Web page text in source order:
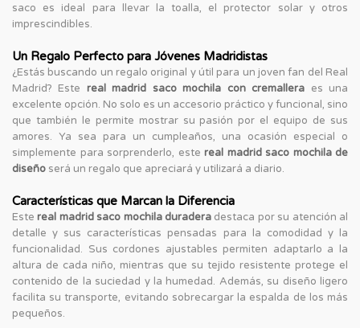
saco es ideal para llevar la toalla, el protector solar y otros
imprescindibles.
Un Regalo Perfecto para Jóvenes Madridistas
¿Estás buscando un regalo original y útil para un joven fan del Real
Madrid? Este real madrid saco mochila con cremallera es una
excelente opción. No solo es un accesorio práctico y funcional, sino
que también le permite mostrar su pasión por el equipo de sus
amores. Ya sea para un cumpleaños, una ocasión especial o
simplemente para sorprenderlo, este real madrid saco mochila de
diseño será un regalo que apreciará y utilizará a diario.
Características que Marcan la Diferencia
Estereal madrid saco mochila duradera destaca por su atención al
detalle y sus características pensadas para la comodidad y la
funcionalidad. Sus cordones ajustables permiten adaptarlo a la
altura de cada niño, mientras que su tejido resistente protege el
contenido de la suciedad y la humedad. Además, su diseño ligero
facilita su transporte, evitando sobrecargar la espalda de los más
pequeños.